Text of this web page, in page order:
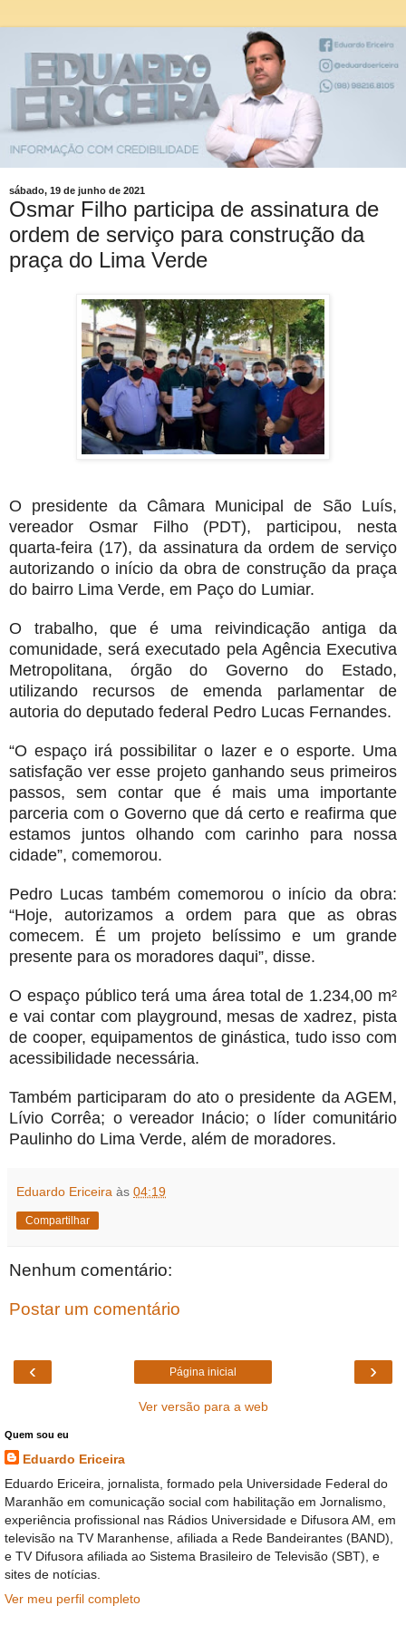
sábado, 19 de junho de 2021
Osmar Filho participa de assinatura de
ordem de serviço para construção da
praça do Lima Verde
O presidente da Câmara Municipal de São Luís,
vereador Osmar Filho (PDT), participou, nesta
quarta-feira (17), da assinatura da ordem de serviço
autorizando o início da obra de construção da praça
do bairro Lima Verde, em Paço do Lumiar.
O trabalho, que é uma reivindicação antiga da
comunidade, será executado pela Agência Executiva
Metropolitana, órgão do Governo do Estado,
utilizando recursos de emenda parlamentar de
autoria do deputado federal Pedro Lucas Fernandes.
“O espaço irá possibilitar o lazer e o esporte. Uma
satisfação ver esse projeto ganhando seus primeiros
passos, sem contar que é mais uma importante
parceria com o Governo que dá certo e reafirma que
estamos juntos olhando com carinho para nossa
cidade”, comemorou.
Pedro Lucas também comemorou o início da obra:
“Hoje, autorizamos a ordem para que as obras
comecem. É um projeto belíssimo e um grande
presente para os moradores daqui”, disse.
O espaço público terá uma área total de 1.234,00 m²
e vai contar com playground, mesas de xadrez, pista
de cooper, equipamentos de ginástica, tudo isso com
acessibilidade necessária.
Também participaram do ato o presidente da AGEM,
Lívio Corrêa; o vereador Inácio; o líder comunitário
Paulinho do Lima Verde, além de moradores.
Eduardo Ericeira às 04:19
Compartilhar
Nenhum comentário:
Postar um comentário
‹ ›
Página inicial
Ver versão para a web
Quem sou eu
Eduardo Ericeira
Eduardo Ericeira, jornalista, formado pela Universidade Federal do
Maranhão em comunicação social com habilitação em Jornalismo,
experiência profissional nas Rádios Universidade e Difusora AM, em
televisão na TV Maranhense, afiliada a Rede Bandeirantes (BAND),
e TV Difusora afiliada ao Sistema Brasileiro de Televisão (SBT), e
sites de notícias.
Ver meu perfil completo